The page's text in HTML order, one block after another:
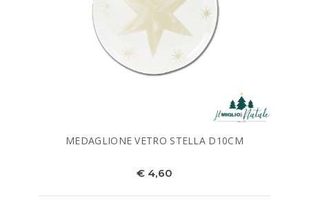
MEDAGLIONE VETRO STELLA D10CM
€ 4,60